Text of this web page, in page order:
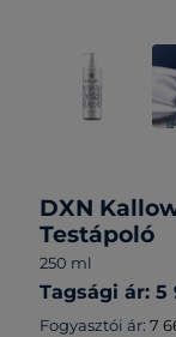
DXN
Testápoló
250 ml
Tagsági ár: 5
Fogyasztói ár: 7